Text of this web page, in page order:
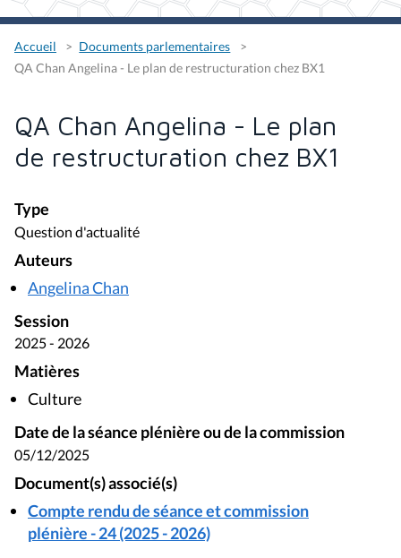
Accueil
Documents parlementaires
QA Chan Angelina - Le plan de restructuration chez BX1
QA Chan Angelina - Le plan
de restructuration chez BX1
Type
Question d'actualité
Auteurs
Angelina Chan
Session
2025 - 2026
Matières
Culture
Date de la séance plénière ou de la commission
05/12/2025
Document(s) associé(s)
Compte rendu de séance et commission
plénière - 24 (2025 - 2026)